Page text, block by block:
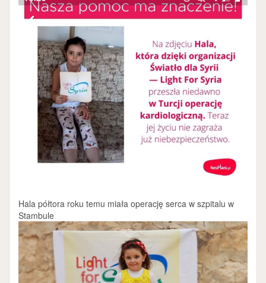
Hala półtora roku temu miała operację serca w szpitalu w
Stambule